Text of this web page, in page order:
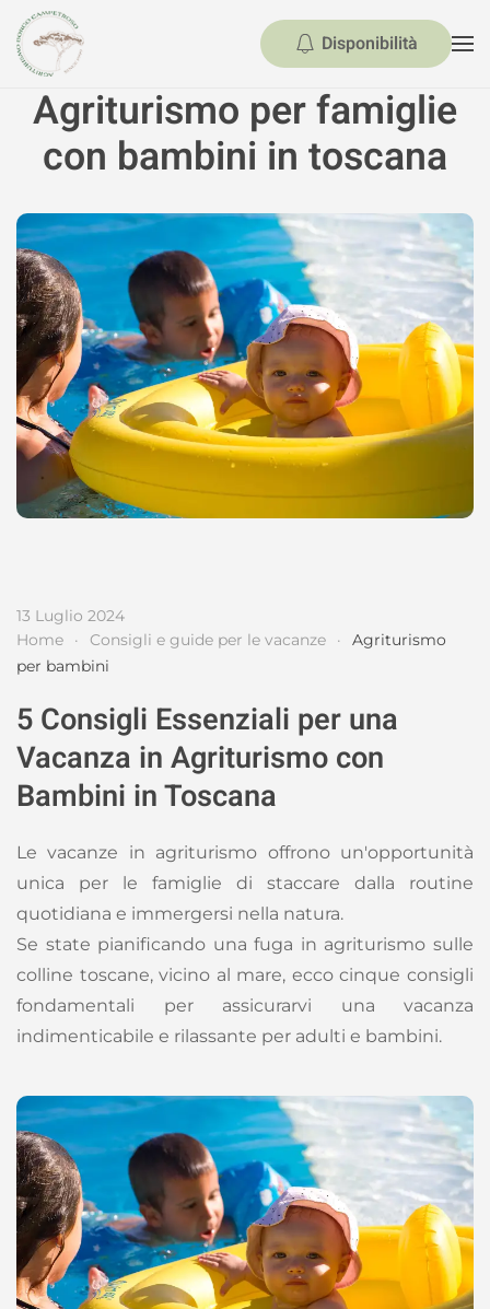
Skip to main content
Disponibilità
Agriturismo per famiglie
con bambini in toscana
13 Luglio 2024
Home
Consigli e guide per le vacanze
Agriturismo
per bambini
5 Consigli Essenziali per una
Vacanza in Agriturismo con
Bambini in Toscana
Le vacanze in agriturismo offrono un'opportunità
unica per le famiglie di staccare dalla routine
quotidiana e immergersi nella natura.
Se state pianificando una fuga in agriturismo sulle
colline toscane, vicino al mare, ecco cinque consigli
fondamentali per assicurarvi una vacanza
indimenticabile e rilassante per adulti e bambini.